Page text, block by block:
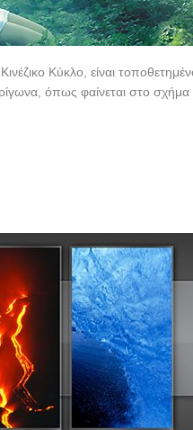
Κύκλο, είναι
όπως φαίνεται στο σχήμα